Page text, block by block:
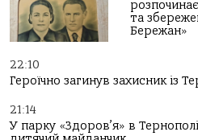
та
Бережан»
22:10
Героїчно загинув захисник із
21:14
У парку «Здоров’я» в